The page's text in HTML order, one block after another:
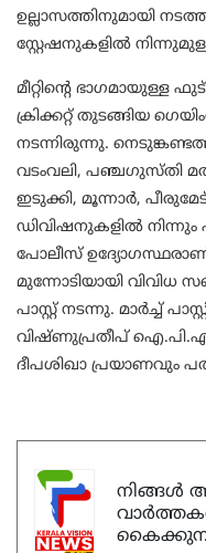
ഉല്ലാസത്തിനുമായി
സ്റ്റേഷനുകളില്‍
മീറ്റിന്റെ
ക്രിക്കറ്റ് തുടങ്ങിയ
നടന്നിരുന്നു.
വടംവലി, പഞ്ചഗുസ്തി
ഇടുക്കി, മൂന്നാര്‍,
ഡിവിഷനുകളില്‍ നിന്നും
പോലീസ് ഉദ്യോഗസ്ഥരാണ്
മുന്നോടിയായി വിവിധ
പാസ്റ്റ് നടന്നു. മാര്‍ച്ച്
വിഷ്ണുപ്രതീപ് ഐ.പി.എസ്
ദീപശിഖാ പ്രയാണവും
നിങ്ങൾ